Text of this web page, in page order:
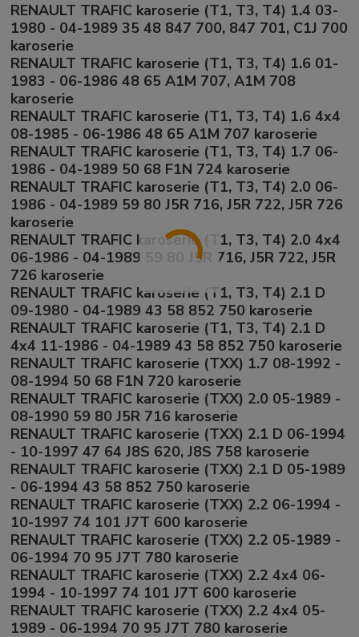
RENAULT TRAFIC karoserie (T1, T3, T4) 1.4 03-
1980 - 04-1989 35 48 847 700, 847 701, C1J 700
karoserie
RENAULT TRAFIC karoserie (T1, T3, T4) 1.6 01-
1983 - 06-1986 48 65 A1M 707, A1M 708
karoserie
RENAULT TRAFIC karoserie (T1, T3, T4) 1.6 4x4
08-1985 - 06-1986 48 65 A1M 707 karoserie
RENAULT TRAFIC karoserie (T1, T3, T4) 1.7 06-
1986 - 04-1989 50 68 F1N 724 karoserie
RENAULT TRAFIC karoserie (T1, T3, T4) 2.0 06-
1986 - 04-1989 59 80 J5R 716, J5R 722, J5R 726
karoserie
RENAULT TRAFIC karoserie (T1, T3, T4) 2.0 4x4
06-1986 - 04-1989 59 80 J5R 716, J5R 722, J5R
726 karoserie
RENAULT TRAFIC karoserie (T1, T3, T4) 2.1 D
09-1980 - 04-1989 43 58 852 750 karoserie
RENAULT TRAFIC karoserie (T1, T3, T4) 2.1 D
4x4 11-1986 - 04-1989 43 58 852 750 karoserie
RENAULT TRAFIC karoserie (TXX) 1.7 08-1992 -
08-1994 50 68 F1N 720 karoserie
RENAULT TRAFIC karoserie (TXX) 2.0 05-1989 -
08-1990 59 80 J5R 716 karoserie
RENAULT TRAFIC karoserie (TXX) 2.1 D 06-1994
- 10-1997 47 64 J8S 620, J8S 758 karoserie
RENAULT TRAFIC karoserie (TXX) 2.1 D 05-1989
- 06-1994 43 58 852 750 karoserie
RENAULT TRAFIC karoserie (TXX) 2.2 06-1994 -
10-1997 74 101 J7T 600 karoserie
RENAULT TRAFIC karoserie (TXX) 2.2 05-1989 -
06-1994 70 95 J7T 780 karoserie
RENAULT TRAFIC karoserie (TXX) 2.2 4x4 06-
1994 - 10-1997 74 101 J7T 600 karoserie
RENAULT TRAFIC karoserie (TXX) 2.2 4x4 05-
1989 - 06-1994 70 95 J7T 780 karoserie